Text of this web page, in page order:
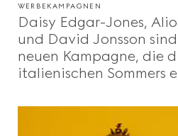
WERBEKAMPAGNEN
Daisy Edgar-Jones,
und David Jonsson
neuen Kampagne, die
italienischen Sommers